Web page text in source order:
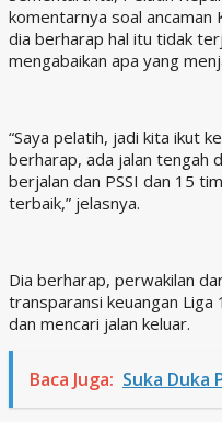
komentarnya soal ancaman
dia berharap hal itu tidak
mengabaikan apa yang
“Saya pelatih, jadi kita ikut
berharap, ada jalan tengah
berjalan dan PSSI dan 15
terbaik,” jelasnya.
Dia berharap, perwakilan
transparansi keuangan Liga
dan mencari jalan keluar.
Baca Juga: Suka Duka